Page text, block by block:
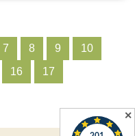
7 8 9
10
16 17
✕